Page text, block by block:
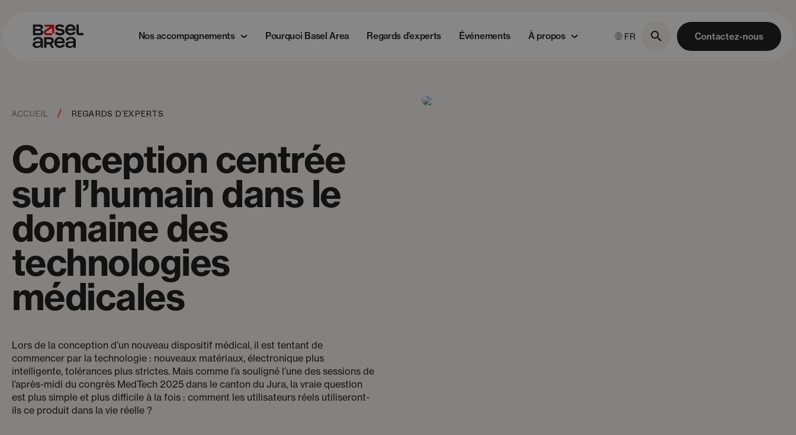
Nos accompagnements Pourquoi Basel Area Regards d’experts Événements À propos FR Contactez-nous
ACCUEIL / REGARDS D’EXPERTS
Conception centrée
sur l’humain dans le
domaine des
technologies
médicales
Lors de la conception d’un nouveau dispositif médical, il est tentant de
commencer par la technologie : nouveaux matériaux, électronique plus
intelligente, tolérances plus strictes. Mais comme l’a souligné l’une des sessions de
l’après-midi du congrès MedTech 2025 dans le canton du Jura, la vraie question
est plus simple et plus difficile à la fois : comment les utilisateurs réels utiliseront-
ils ce produit dans la vie réelle ?